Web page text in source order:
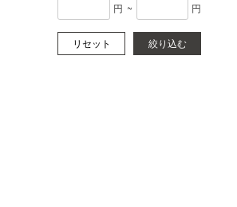
円 ~ 円
リセット 絞り込む